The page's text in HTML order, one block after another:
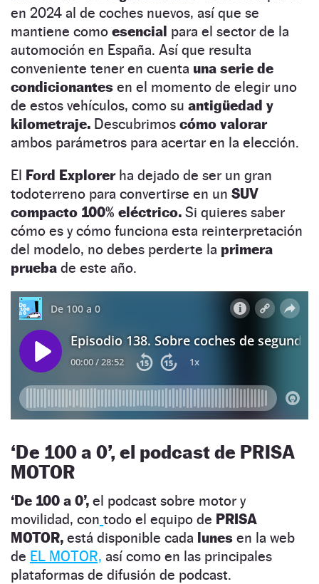
en 2024 al de coches nuevos, así que se
mantiene como esencial para el sector de la
automoción en España. Así que resulta
conveniente tener en cuenta una serie de
condicionantes en el momento de elegir uno
de estos vehículos, como su antigüedad y
kilometraje. Descubrimos cómo valorar
ambos parámetros para acertar en la elección.
El Ford Explorer ha dejado de ser un gran
todoterreno para convertirse en un SUV
compacto 100% eléctrico. Si quieres saber
cómo es y cómo funciona esta reinterpretación
del modelo, no debes perderte la primera
prueba de este año.
‘De 100 a 0’, el podcast de PRISA
MOTOR
‘De 100 a 0’, el podcast sobre motor y
movilidad, con todo el equipo de PRISA
MOTOR, está disponible cada lunes en la web
de EL MOTOR, así como en las principales
plataformas de difusión de podcast.